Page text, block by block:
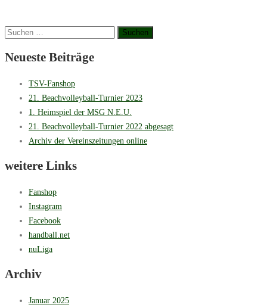
Suchen
Neueste Beiträge
TSV-Fanshop
21. Beachvolleyball-Turnier 2023
1. Heimspiel der MSG N.E.U.
21. Beachvolleyball-Turnier 2022 abgesagt
Archiv der Vereinszeitungen online
weitere Links
Fanshop
Instagram
Facebook
handball.net
nuLiga
Archiv
Januar 2025